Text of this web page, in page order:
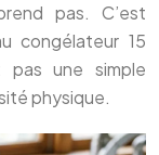
pas. C’est
congélateur 15
pas une simple
physique.